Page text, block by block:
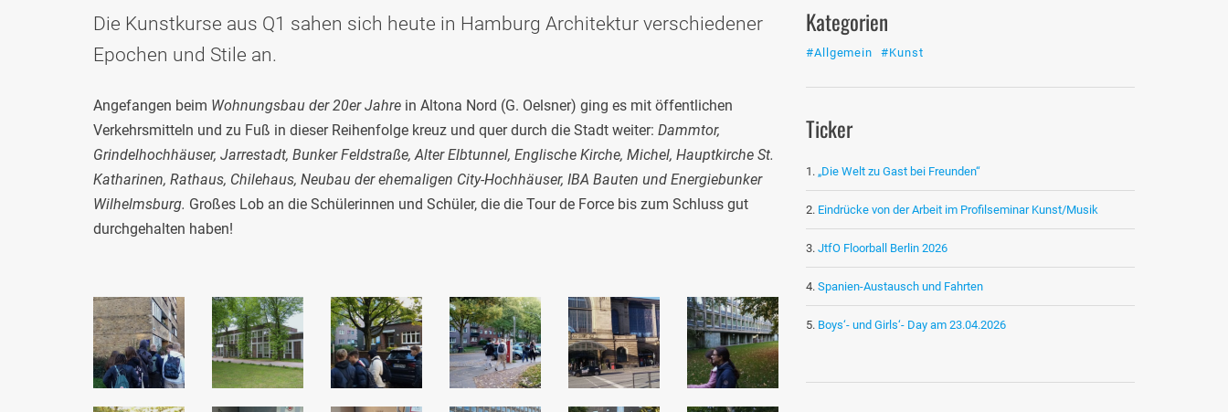
Die Kunstkurse aus Q1 sahen sich heute in Hamburg Architektur verschiedener
Epochen und Stile an.
Angefangen beim Wohnungsbau der 20er Jahre in Altona Nord (G. Oelsner) ging es mit öffentlichen
Verkehrsmitteln und zu Fuß in dieser Reihenfolge kreuz und quer durch die Stadt weiter: Dammtor,
Grindelhochhäuser, Jarrestadt, Bunker Feldstraße, Alter Elbtunnel, Englische Kirche, Michel, Hauptkirche St.
Katharinen, Rathaus, Chilehaus, Neubau der ehemaligen City-Hochhäuser, IBA Bauten und Energiebunker
Wilhelmsburg. Großes Lob an die Schülerinnen und Schüler, die die Tour de Force bis zum Schluss gut
durchgehalten haben!
Kategorien
#Allgemein #Kunst
Ticker
„Die Welt zu Gast bei Freunden“
Eindrücke von der Arbeit im Profilseminar Kunst/Musik
JtfO Floorball Berlin 2026
Spanien-Austausch und Fahrten
Boys‘- und Girls‘- Day am 23.04.2026